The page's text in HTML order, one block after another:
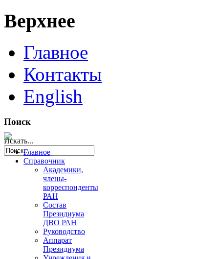
Верхнее
Главное
Контакты
English
Поиск
Искать...
Главное
Справочник
Академики,
члены-
корреспонденты
РАН
Состав
Президиума
ДВО РАН
Руководство
Аппарат
Президиума